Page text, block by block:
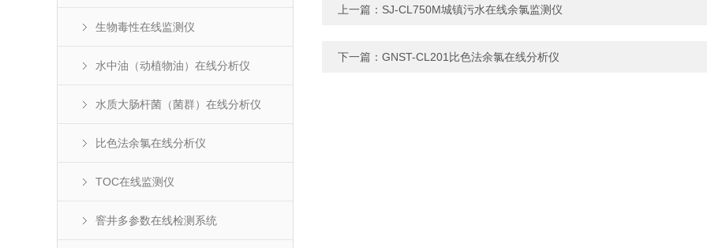
生物毒性在线监测仪
水中油（动植物油）在线分析仪
水质大肠杆菌（菌群）在线分析仪
比色法余氯在线分析仪
TOC在线监测仪
窨井多参数在线检测系统
上一篇： SJ-CL750M城镇污水在线余氯监测仪
下一篇： GNST-CL201比色法余氯在线分析仪